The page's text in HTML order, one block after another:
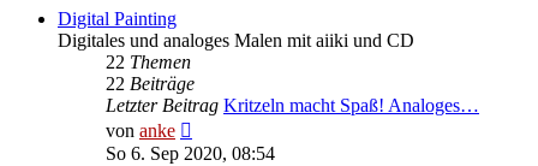
Digital Painting
Digitales und analoges Malen mit aiiki und CD
22 Themen
22 Beiträge
Letzter Beitrag Kritzeln macht Spaß! Analoges…
von anke
Beitrag
So 6. Sep 2020, 08:54